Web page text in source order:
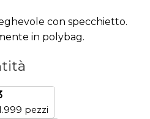
con specchietto.
in polybag.
pezzi